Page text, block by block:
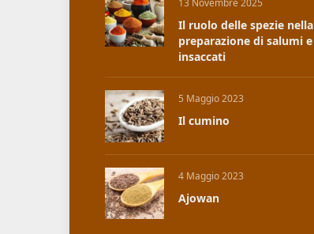
13 Novembre 2025
Il ruolo delle spezie nella
preparazione di salumi e
insaccati
5 Maggio 2023
Il cumino
4 Maggio 2023
Ajowan